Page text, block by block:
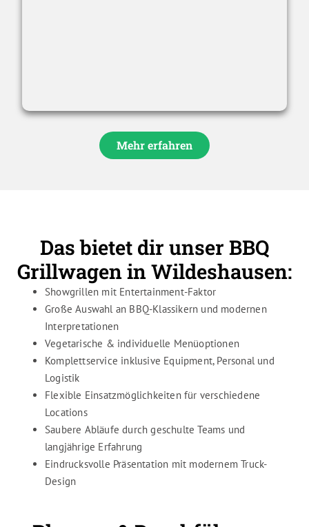
Mehr erfahren
Das bietet dir unser BBQ
Grillwagen in Wildeshausen:
Showgrillen mit Entertainment-Faktor
Große Auswahl an BBQ-Klassikern und modernen
Interpretationen
Vegetarische & individuelle Menüoptionen
Komplettservice inklusive Equipment, Personal und
Logistik
Flexible Einsatzmöglichkeiten für verschiedene
Locations
Saubere Abläufe durch geschulte Teams und
langjährige Erfahrung
Eindrucksvolle Präsentation mit modernem Truck-
Design